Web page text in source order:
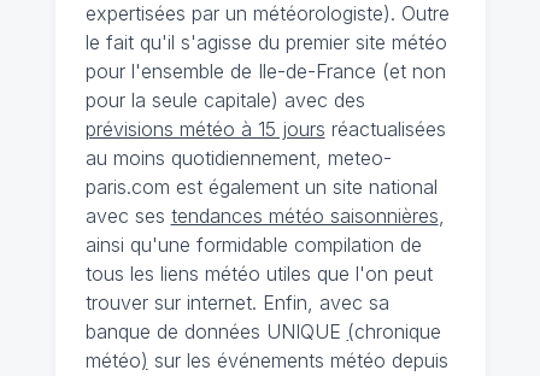
expertisées par un météorologiste). Outre
le fait qu'il s'agisse du premier site météo
pour l'ensemble de Ile-de-France (et non
pour la seule capitale) avec des
prévisions météo à 15 jours réactualisées
au moins quotidiennement, meteo-
paris.com est également un site national
avec ses tendances météo saisonnières,
ainsi qu'une formidable compilation de
tous les liens météo utiles que l'on peut
trouver sur internet. Enfin, avec sa
banque de données UNIQUE (chronique
météo) sur les événements météo depuis